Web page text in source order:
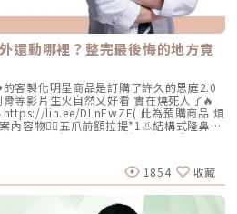
還動哪裡？整完最後悔的地方竟
客製化明星商品是訂購了許久的思庭2.0
等影片生火自然又好看 實在燒死人了🔥
lin.ee/DLnEwZE( 此為預購商品 煩
內容物💁‍♀️五爪前額拉提*1👃結構式隆鼻*1
)👄微笑嘴角*1 (加購嘴邊肉拉提)重點摘
手術方案內容物02:02 上臉眉眼分析 : 五
: 結構式隆鼻合併貴族手術03:58 下臉唇巴
華麗買家秀05:25 五星好評分享
依心唯
區基隆路二段15號2樓電話｜（02）
1854 收藏